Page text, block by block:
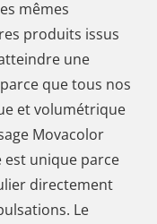
mêmes
produits issus
une
que tous nos
et volumétrique
Movacolor
est unique parce
directement
Le